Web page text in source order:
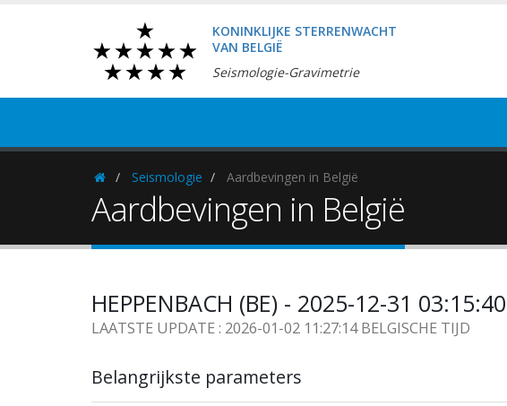
KONINKLIJKE STERRENWACHT
VAN BELGIË
Seismologie-Gravimetrie
HomepageSeismologie Aardbevingen in België
Aardbevingen in België
HEPPENBACH (BE) - 2025-12-31 03:15:40
LAATSTE UPDATE : 2026-01-02 11:27:14 BELGISCHE TIJD
Belangrijkste parameters